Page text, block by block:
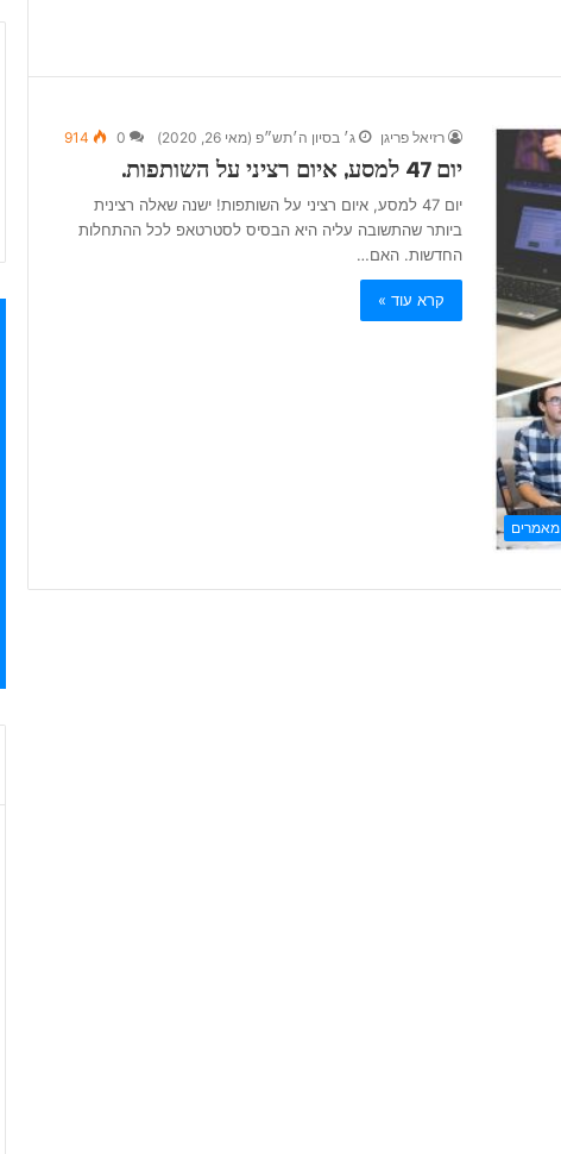
מאמרים
רזיאל פריגן ג׳ בסיון ה׳תש״פ (מאי 26, 2020) 0
914
יום 47 למסע, איום רציני על השותפות.
יום 47 למסע, איום רציני על השותפות! ישנה שאלה רצינית
ביותר שהתשובה עליה היא הבסיס לסטרטאפ לכל ההתחלות
החדשות. האם…
קרא עוד »